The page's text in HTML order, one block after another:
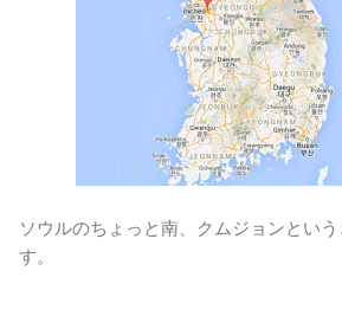
ソウルのちょっと南、クムジョンとい
す。